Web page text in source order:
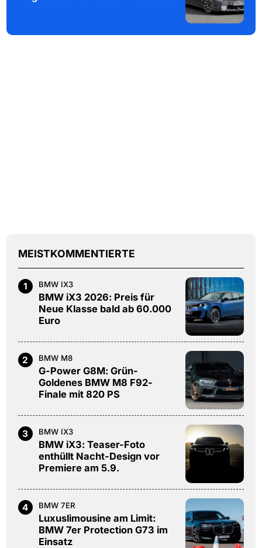
MEISTKOMMENTIERTE
1 BMW IX3
BMW iX3 2026: Preis für
Neue Klasse bald ab 60.000
Euro
2 BMW M8
G-Power G8M: Grün-
Goldenes BMW M8 F92-
Finale mit 820 PS
3 BMW IX3
BMW iX3: Teaser-Foto
enthüllt Nacht-Design vor
Premiere am 5.9.
4 BMW 7ER
Luxuslimousine am Limit:
BMW 7er Protection G73 im
Einsatz